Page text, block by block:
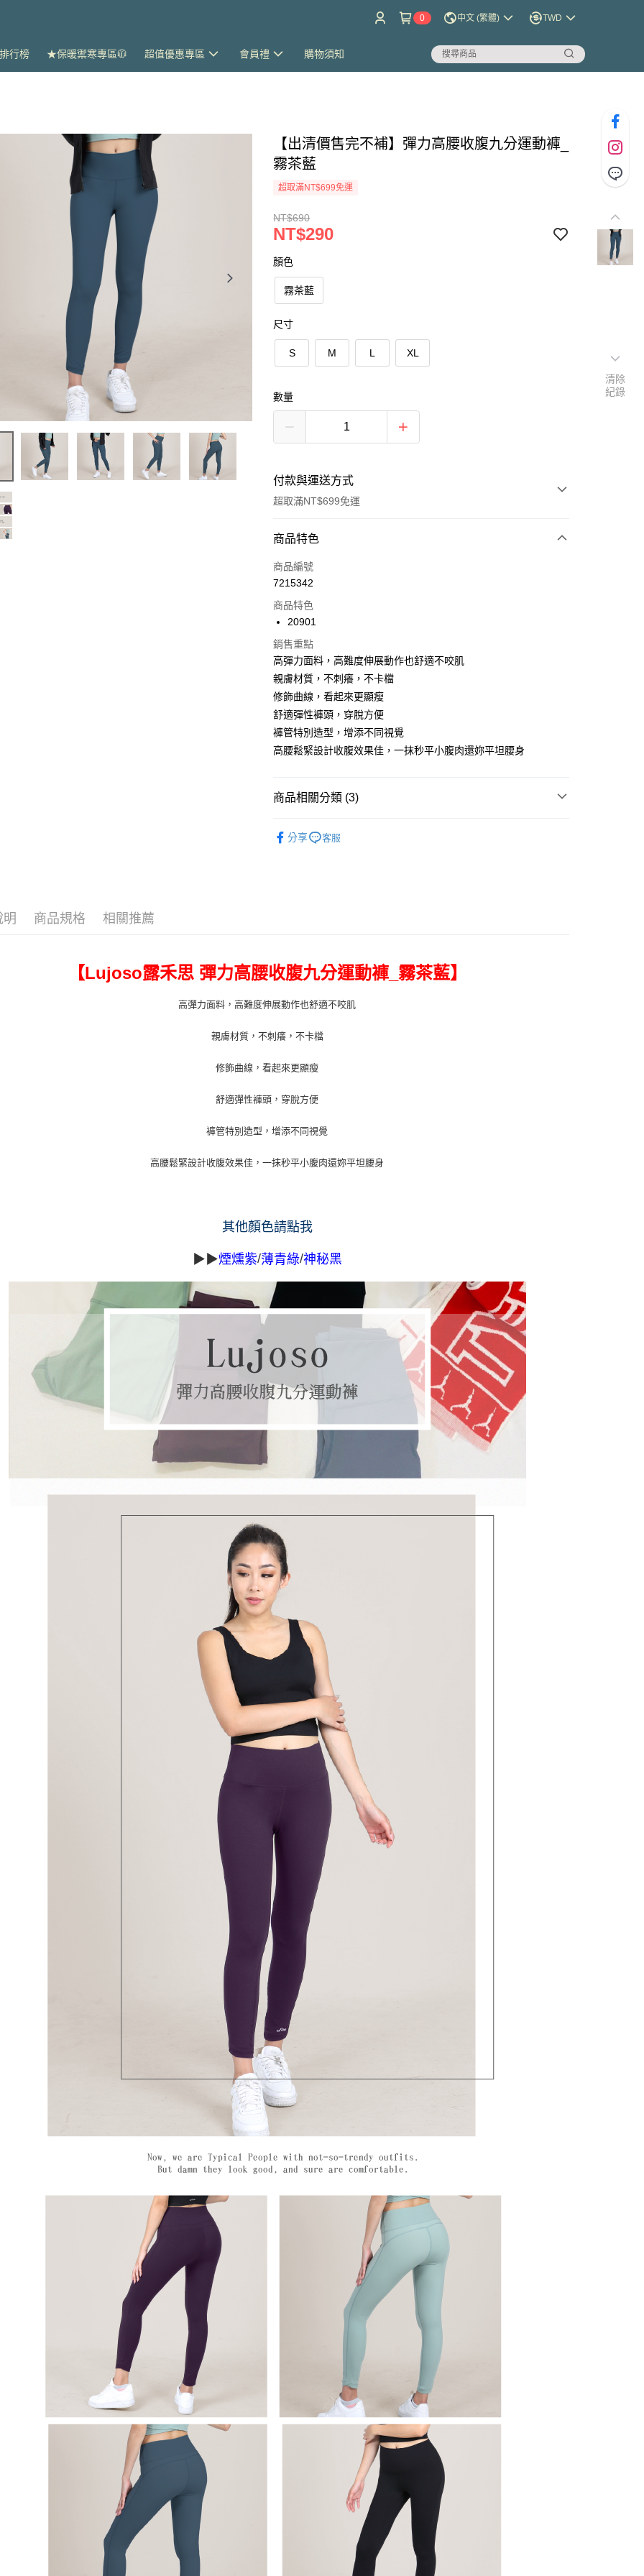
0 中文 (繁體) TWD
行榜 ★保暖禦寒專區🧥 超值優惠專區 會員禮 購物須知
【出清價售完不補】彈力高腰收腹九分運動褲_
霧茶藍
超取滿NT$699免運
NT$690
NT$290
顏色
霧茶藍
尺寸
S M L XL
數量
付款與運送方式
超取滿NT$699免運
付款方式
信用卡一次付款
LINE Pay
Apple Pay
悠遊付
全家取貨付款
付款後全家取貨
新竹物流/郵局
每筆NT$100，滿NT$899(含以上)免運費
商品特色
商品編號
7215342
商品特色
20901
銷售重點
高彈力面料，高難度伸展動作也舒適不咬肌
親膚材質，不刺癢，不卡檔
修飾曲線，看起來更顯瘦
舒適彈性褲頭，穿脫方便
褲管特別造型，增添不同視覺
高腰鬆緊設計收腹效果佳，一抹秒平小腹肉還妳平坦腰身
商品相關分類 (3)
分享 客服
明 商品規格 相關推薦
【Lujoso露禾思 彈力高腰收腹九分運動褲_霧茶藍】
高彈力面料，高難度伸展動作也舒適不咬肌
親膚材質，不刺癢，不卡檔
修飾曲線，看起來更顯瘦
舒適彈性褲頭，穿脫方便
褲管特別造型，增添不同視覺
高腰鬆緊設計收腹效果佳，一抹秒平小腹肉還妳平坦腰身
其他顏色請點我
▶▶煙燻紫/薄青綠/神秘黑
清除
紀錄